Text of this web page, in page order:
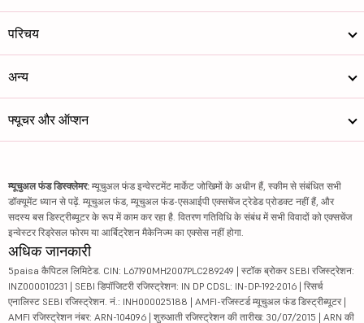
परिचय
अन्य
फ्यूचर और ऑप्शन
म्यूचुअल फंड डिस्क्लेमर: म्यूचुअल फंड इन्वेस्टमेंट मार्केट जोखिमों के अधीन हैं, स्कीम से संबंधित सभी
डॉक्यूमेंट ध्यान से पढ़ें. म्यूचुअल फंड, म्यूचुअल फंड-एसआईपी एक्सचेंज ट्रेडेड प्रोडक्ट नहीं हैं, और
सदस्य बस डिस्ट्रीब्यूटर के रूप में काम कर रहा है. वितरण गतिविधि के संबंध में सभी विवादों को एक्सचेंज
इन्वेस्टर रिड्रेसल फोरम या आर्बिट्रेशन मैकेनिज्म का एक्सेस नहीं होगा.
अधिक जानकारी
5paisa कैपिटल लिमिटेड. CIN: L67190MH2007PLC289249 | स्टॉक ब्रोकर SEBI रजिस्ट्रेशन:
INZ000010231 | SEBI डिपॉजिटरी रजिस्ट्रेशन: IN DP CDSL: IN-DP-192-2016 | रिसर्च
एनालिस्ट SEBI रजिस्ट्रेशन. नं.: INH000025188 | AMFI-रजिस्टर्ड म्यूचुअल फंड डिस्ट्रीब्यूटर |
AMFI रजिस्ट्रेशन नंबर: ARN-104096 | शुरुआती रजिस्ट्रेशन की तारीख: 30/07/2015 | ARN की